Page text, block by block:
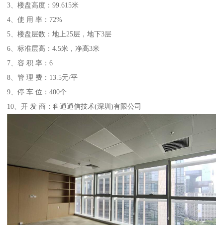
3、楼盘高度：99.615米
4、使 用 率：72%
5、楼盘层数：地上25层，地下3层
6、标准层高：4.5米，净高3米
7、容 积 率：6
8、管 理 费：13.5元/平
9、停 车 位：400个
10、开 发 商：科通通信技术(深圳)有限公司